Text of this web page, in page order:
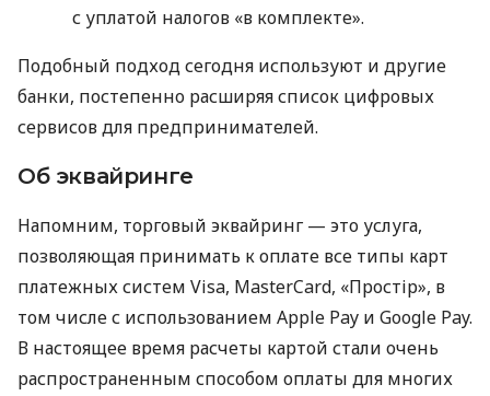
с уплатой налогов «в комплекте».
Подобный подход сегодня используют и другие
банки, постепенно расширяя список цифровых
сервисов для предпринимателей.
Об эквайринге
Напомним, торговый эквайринг — это услуга,
позволяющая принимать к оплате все типы карт
платежных систем Visa, MasterCard, «Простір», в
том числе с использованием Apple Pay и Google Pay.
В настоящее время расчеты картой стали очень
распространенным способом оплаты для многих